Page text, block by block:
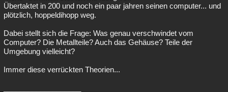
Übertaktet in 200 und noch ein paar jahren seinen computer... und
plötzlich, hoppeldihopp weg.
Dabei stellt sich die Frage: Was genau verschwindet vom
Computer? Die Metallteile? Auch das Gehäuse? Teile der
Umgebung vielleicht?
Immer diese verrückten Theorien...